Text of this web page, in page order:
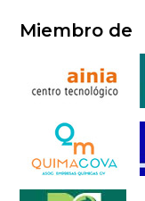
Miembro de